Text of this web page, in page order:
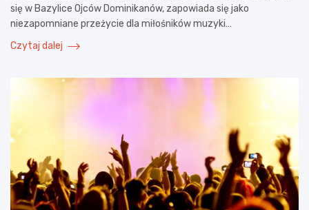
się w Bazylice Ojców Dominikanów, zapowiada się jako
niezapomniane przeżycie dla miłośników muzyki…
Czytaj dalej